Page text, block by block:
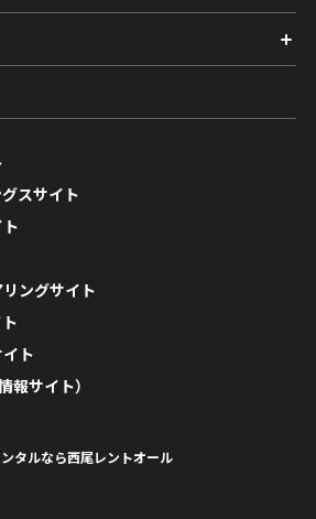
スサイト
ングサイト
ト
報サイト）
タルなら西尾レントオール